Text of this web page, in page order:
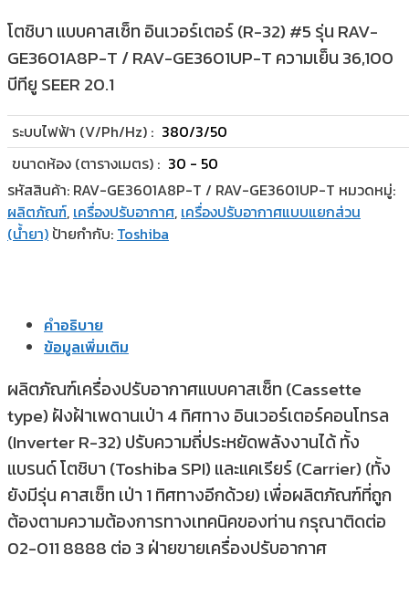
โตชิบา แบบคาสเซ็ท อินเวอร์เตอร์ (R-32) #5 รุ่น RAV-
GE3601A8P-T / RAV-GE3601UP-T ความเย็น 36,100
บีทียู SEER 20.1
ระบบไฟฟ้า (V/Ph/Hz) : 380/3/50
ขนาดห้อง (ตารางเมตร) : 30 - 50
รหัสสินค้า: RAV-GE3601A8P-T / RAV-GE3601UP-T หมวดหมู่:
ผลิตภัณฑ์, เครื่องปรับอากาศ, เครื่องปรับอากาศแบบแยกส่วน
(น้ำยา) ป้ายกำกับ: Toshiba
คำอธิบาย
ข้อมูลเพิ่มเติม
ผลิตภัณฑ์เครื่องปรับอากาศแบบคาสเซ็ท (Cassette
type) ฝังฝ้าเพดานเป่า 4 ทิศทาง อินเวอร์เตอร์คอนโทรล
(Inverter R-32) ปรับความถี่ประหยัดพลังงานได้ ทั้ง
แบรนด์ โตชิบา (Toshiba SPI) และแคเรียร์ (Carrier) (ทั้ง
ยังมีรุ่น คาสเซ็ท เป่า 1 ทิศทางอีกด้วย) เพื่อผลิตภัณฑ์ที่ถูก
ต้องตามความต้องการทางเทคนิคของท่าน กรุณาติดต่อ
02-011 8888 ต่อ 3 ฝ่ายขายเครื่องปรับอากาศ